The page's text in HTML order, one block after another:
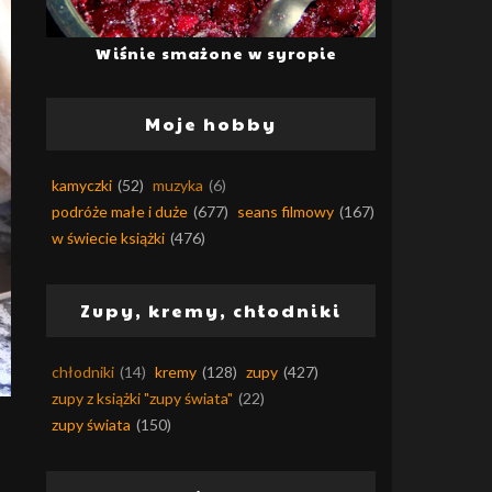
Wiśnie smażone w syropie
Moje hobby
kamyczki (52) muzyka (6)
podróże małe i duże (677) seans filmowy (167)
w świecie książki (476)
Zupy, kremy, chłodniki
chłodniki (14) kremy (128) zupy (427)
zupy z książki "zupy świata" (22)
zupy świata (150)